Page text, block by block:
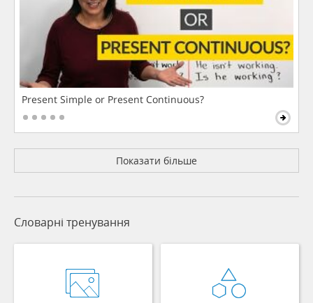
Present Simple or Present Continuous?
Показати більше
Словарні тренування